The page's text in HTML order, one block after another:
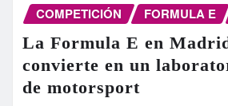
COMPETICIÓN FORMULA E
La Formula E en
convierte en un
de motorsport